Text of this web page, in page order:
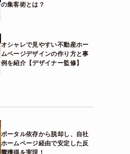
の集客術とは？
オシャレで見やすい不動産ホー
ムページデザインの作り方と事
例を紹介【デザイナー監修】
ポータル依存から脱却し、自社
ホームページ経由で安定した反
響獲得を実現！